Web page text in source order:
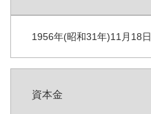
1956年(昭和31年)11月18日
資本金
プログラム調節計機能拡張